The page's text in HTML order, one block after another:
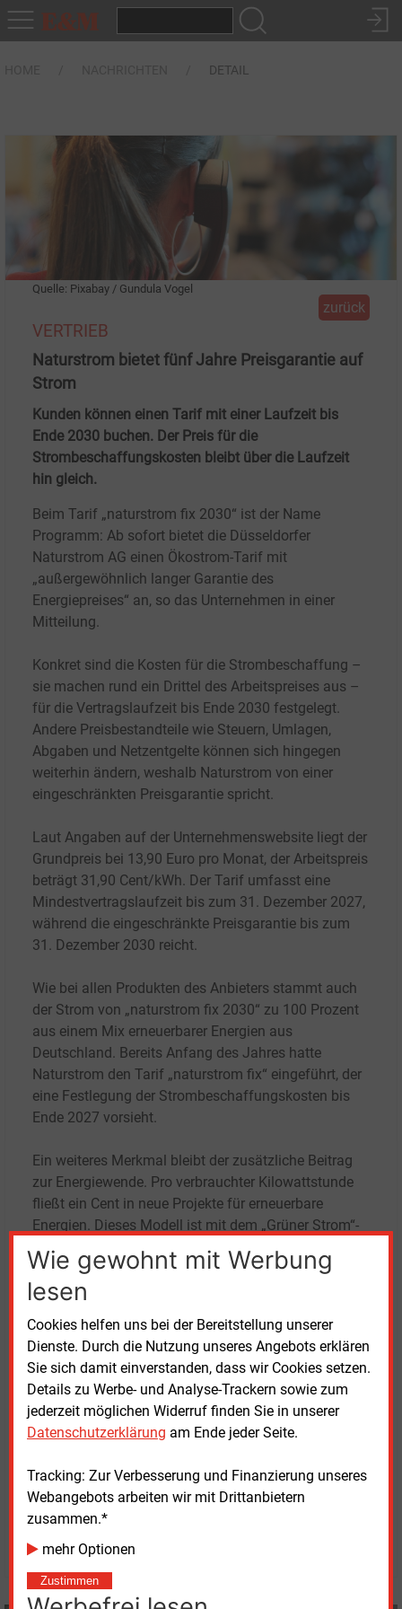
DETAIL
Wie gewohnt mit Werbung
lesen
Cookies helfen uns bei der Bereitstellung unserer
Dienste. Durch die Nutzung unseres Angebots erklären
Sie sich damit einverstanden, dass wir Cookies setzen.
Details zu Werbe- und Analyse-Trackern sowie zum
jederzeit möglichen Widerruf finden Sie in unserer
Datenschutzerklärung am Ende jeder Seite.
Tracking: Zur Verbesserung und Finanzierung unseres
Webangebots arbeiten wir mit Drittanbietern
zusammen.*
mehr Optionen
Zustimmen
Quelle: Pixabay / Gundula Vogel
zurück
VERTRIEB
Naturstrom bietet fünf Jahre Preisgarantie auf
Strom
Kunden können einen Tarif mit einer Laufzeit bis
Ende 2030 buchen. Der Preis für die
Strombeschaffungskosten bleibt über die Laufzeit
hin gleich.
Beim Tarif „naturstrom fix 2030“ ist der Name
Programm: Ab sofort bietet die Düsseldorfer
Naturstrom AG einen Ökostrom-Tarif mit
„außergewöhnlich langer Garantie des
Energiepreises“ an, so das Unternehmen in einer
Mitteilung.
Konkret sind die Kosten für die Strombeschaffung –
sie machen rund ein Drittel des Arbeitspreises aus –
für die Vertragslaufzeit bis Ende 2030 festgelegt.
Andere Preisbestandteile wie Steuern, Umlagen,
Abgaben und Netzentgelte können sich hingegen
weiterhin ändern, weshalb Naturstrom von einer
eingeschränkten Preisgarantie spricht.
Laut Angaben auf der Unternehmenswebsite liegt der
Grundpreis bei 13,90 Euro pro Monat, der Arbeitspreis
beträgt 31,90 Cent/kWh. Der Tarif umfasst eine
Mindestvertragslaufzeit bis zum 31. Dezember 2027,
während die eingeschränkte Preisgarantie bis zum
31. Dezember 2030 reicht.
Wie bei allen Produkten des Anbieters stammt auch
der Strom von „naturstrom fix 2030“ zu 100 Prozent
aus einem Mix erneuerbarer Energien aus
Deutschland. Bereits Anfang des Jahres hatte
Naturstrom den Tarif „naturstrom fix“ eingeführt, der
eine Festlegung der Strombeschaffungskosten bis
Ende 2027 vorsieht.
Ein weiteres Merkmal bleibt der zusätzliche Beitrag
zur Energiewende. Pro verbrauchter Kilowattstunde
fließt ein Cent in neue Projekte für erneuerbare
Energien. Dieses Modell ist mit dem „Grüner Strom“-
Label zertifiziert, das unter anderem von den
Umweltverbänden BUND und Nabu getragen wird.
weniger Jahre. Das verunsichert viele Verbraucher
und Verbraucherinnen“, sagte Oliver Hummel,
Vorstandsvorsitzender der Naturstrom AG. „Mit dem
Tarif Naturstrom fix 2030 bieten wir all jenen ein
attraktives Angebot, die sich mehr Planbarkeit und
Sicherheit wünschen.“
Montag, 20.04.2026, 17:02 Uhr
Stefan Sagmeister
© 2026 Energie & Management GmbH